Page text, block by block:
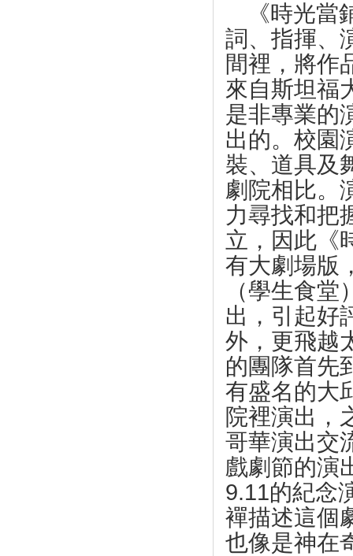
《時光
詞、指揮、
間裡，將作
來自斯坦福
是非專業的
出的。校園
裝、道具及
劇院相比。
力尋找和把
立，因此《
有大劇場版
（學生食
出，引起好
外，更飛越
的團隊首先
有盛名的大
院裡演出，
哥華演出交
戲劇節的演
9.11的紀念
襌描述這個
也像是神在